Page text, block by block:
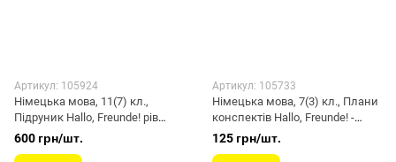
Артикул: 105924
Німецька мова, 11(7) кл.,
Підруник Hallo, Freunde! рів
стандарту - Ранок (105924)
600 грн/шт.
Артикул: 105733
Німецька мова, 7(3) кл., Плани
конспектів Hallo, Freunde! -
Ранок (105733)
125 грн/шт.